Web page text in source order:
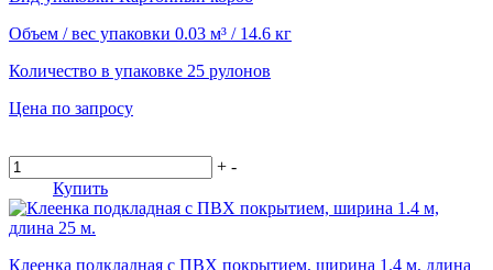
Объем / вес упаковки 0.03 м³ / 14.6 кг
Количество в упаковке 25 рулонов
Цена по запросу
+ -
Купить
Клеенка подкладная с ПВХ покрытием, ширина 1.4 м, длина